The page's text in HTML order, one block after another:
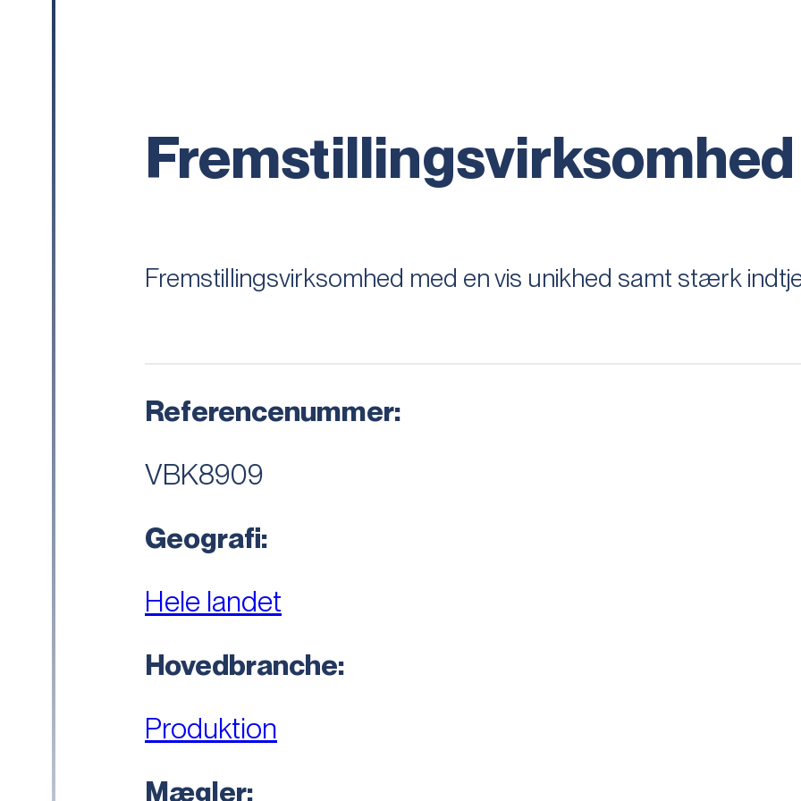
Fremstillingsvirksomhed
Fremstillingsvirksomhed med en vis unikhed samt stærk
Referencenummer:
VBK8909
Geografi:
Hele landet
Hovedbranche:
Produktion
Mægler: